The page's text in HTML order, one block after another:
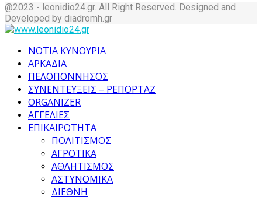
@2023 - leonidio24.gr. All Right Reserved. Designed and
Developed by diadromh.gr
ΝΟΤΙΑ ΚΥΝΟΥΡΙΑ
ΑΡΚΑΔΙΑ
ΠΕΛΟΠΟΝΝΗΣΟΣ
ΣΥΝΕΝΤΕΥΞΕΙΣ – ΡΕΠΟΡΤΑΖ
ORGANIZER
ΑΓΓΕΛΙΕΣ
ΕΠΙΚΑΙΡΟΤΗΤΑ
ΠΟΛΙΤΙΣΜΟΣ
ΑΓΡΟΤΙΚΑ
ΑΘΛΗΤΙΣΜΟΣ
ΑΣΤΥΝΟΜΙΚΑ
ΔΙΕΘΝΗ